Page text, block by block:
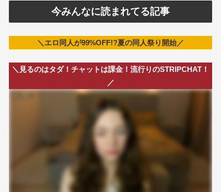
今みんなに読まれてる記事
＼エロ同人が99%OFF!?夏の同人祭り開始／
＼見るのはタダ！チャットは課金！流行りのSTRIPCHAT！
／